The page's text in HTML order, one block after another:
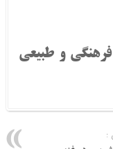
و طبیعی
: